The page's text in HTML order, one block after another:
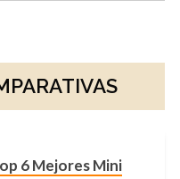
6 Mejores Mini